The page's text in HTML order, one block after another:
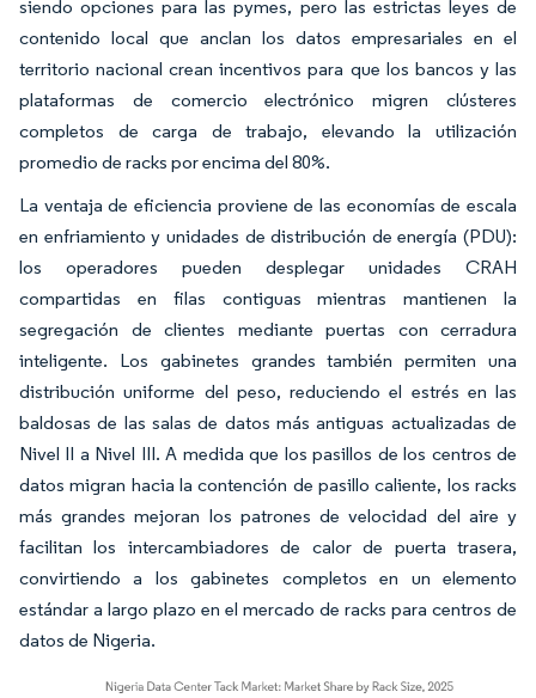
siendo opciones para las pymes, pero las estrictas leyes de
contenido local que anclan los datos empresariales en el
territorio nacional crean incentivos para que los bancos y las
plataformas de comercio electrónico migren clústeres
completos de carga de trabajo, elevando la utilización
promedio de racks por encima del 80%.
La ventaja de eficiencia proviene de las economías de escala
en enfriamiento y unidades de distribución de energía (PDU):
los operadores pueden desplegar unidades CRAH
compartidas en filas contiguas mientras mantienen la
segregación de clientes mediante puertas con cerradura
inteligente. Los gabinetes grandes también permiten una
distribución uniforme del peso, reduciendo el estrés en las
baldosas de las salas de datos más antiguas actualizadas de
Nivel II a Nivel III. A medida que los pasillos de los centros de
datos migran hacia la contención de pasillo caliente, los racks
más grandes mejoran los patrones de velocidad del aire y
facilitan los intercambiadores de calor de puerta trasera,
convirtiendo a los gabinetes completos en un elemento
estándar a largo plazo en el mercado de racks para centros de
datos de Nigeria.